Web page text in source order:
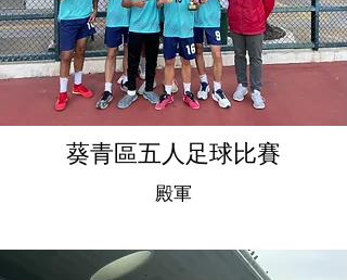
葵青區五人足球比賽
殿軍